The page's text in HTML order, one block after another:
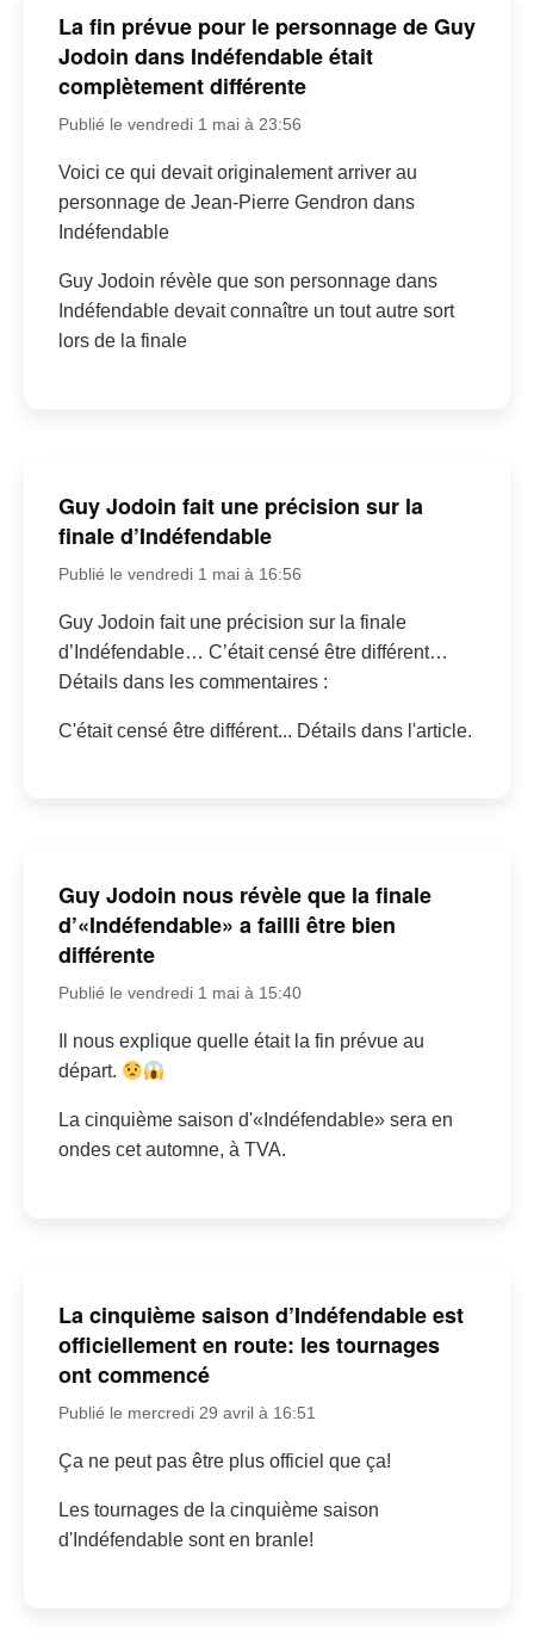
La fin prévue pour le personnage de Guy
Jodoin dans Indéfendable était
complètement différente
Publié le vendredi 1 mai à 23:56
Voici ce qui devait originalement arriver au
personnage de Jean-Pierre Gendron dans
Indéfendable
Guy Jodoin révèle que son personnage dans
Indéfendable devait connaître un tout autre sort
lors de la finale
Guy Jodoin fait une précision sur la
finale d’Indéfendable
Publié le vendredi 1 mai à 16:56
Guy Jodoin fait une précision sur la finale
d’Indéfendable… C’était censé être différent…
Détails dans les commentaires :
C'était censé être différent... Détails dans l'article.
Guy Jodoin nous révèle que la finale
d’«Indéfendable» a failli être bien
différente
Publié le vendredi 1 mai à 15:40
Il nous explique quelle était la fin prévue au
départ.
La cinquième saison d'«Indéfendable» sera en
ondes cet automne, à TVA.
La cinquième saison d’Indéfendable est
officiellement en route: les tournages
ont commencé
Publié le mercredi 29 avril à 16:51
Ça ne peut pas être plus officiel que ça!
Les tournages de la cinquième saison
d'Indéfendable sont en branle!